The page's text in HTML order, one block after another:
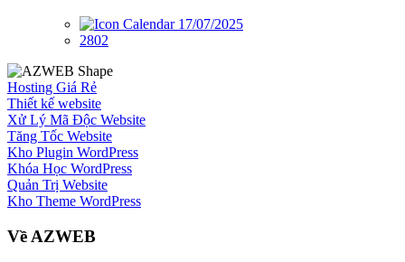
17/07/2025
2802
Hosting Giá Rẻ
Thiết kế website
Xử Lý Mã Độc Website
Tăng Tốc Website
Kho Plugin WordPress
Khóa Học WordPress
Quản Trị Website
Kho Theme WordPress
Về AZWEB